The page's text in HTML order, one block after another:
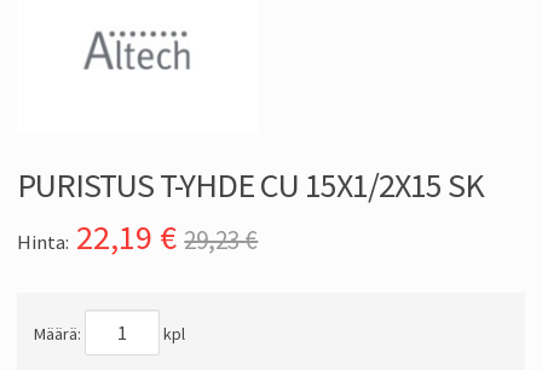
PURISTUS T-YHDE CU 15X1/2X15 SK
Hinta: 22,19 € 29,23 €
Määrä: kpl